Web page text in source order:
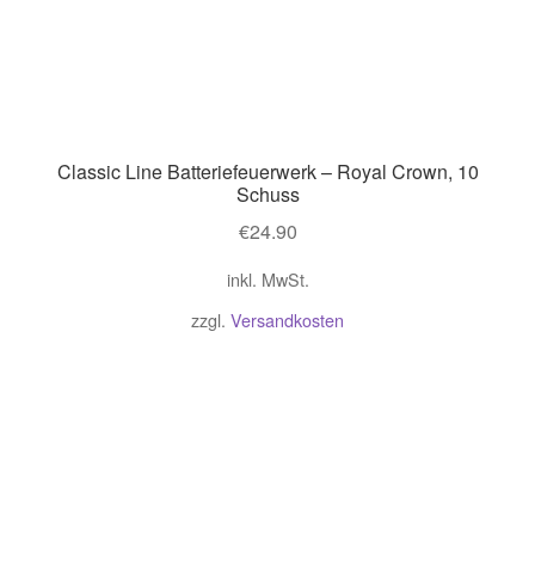
Classic Line Batteriefeuerwerk – Royal Crown, 10
Schuss
€24.90
inkl. MwSt.
zzgl. Versandkosten